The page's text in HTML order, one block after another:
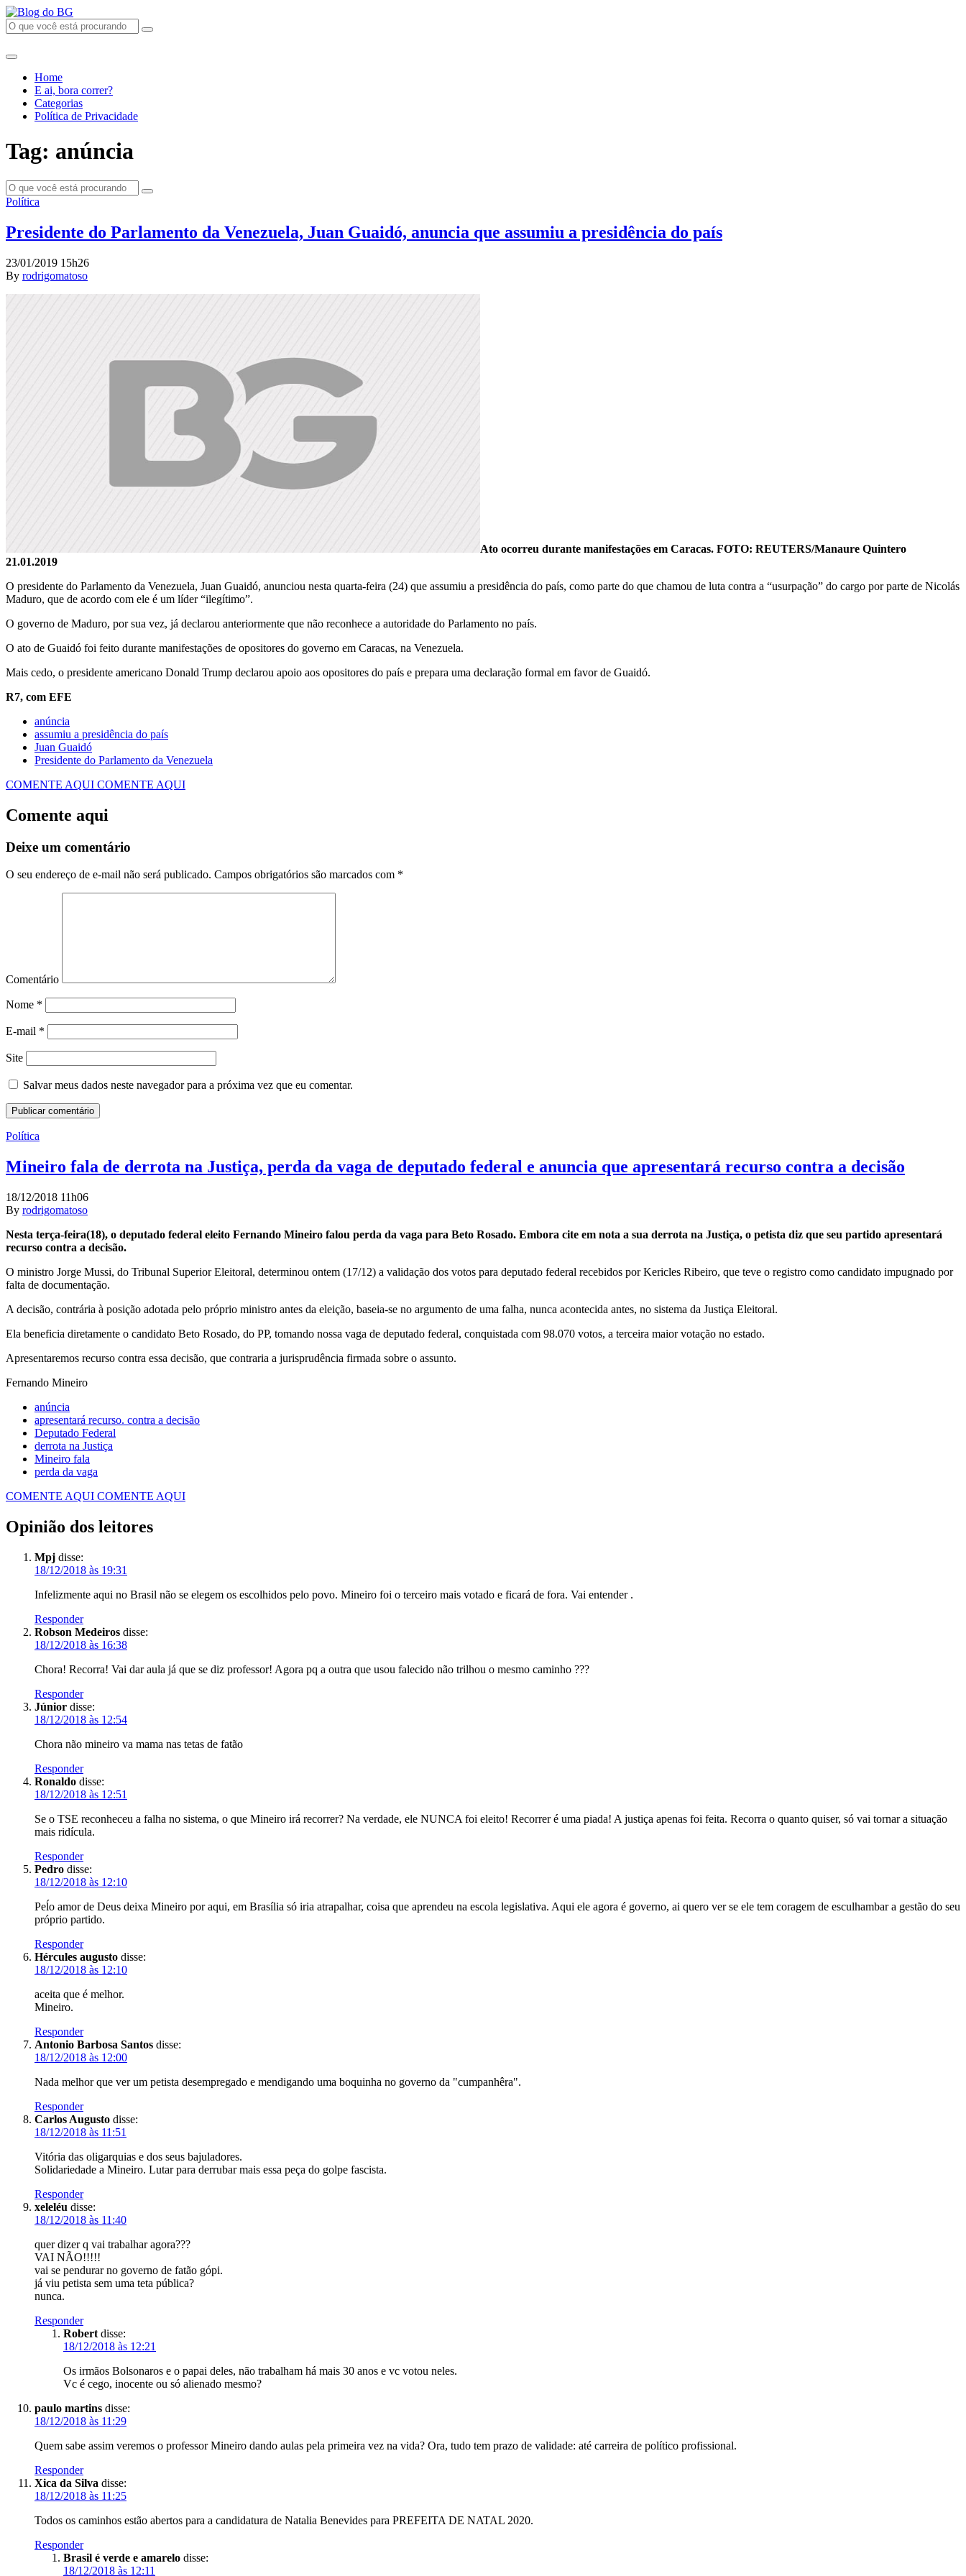
Home
E ai, bora correr?
Categorias
Política de Privacidade
Tag: anúncia
Política
Presidente do Parlamento da Venezuela, Juan Guaidó, anuncia que assumiu a presidência do país
23/01/2019 15h26
By rodrigomatoso
Ato ocorreu durante manifestações em Caracas. FOTO: REUTERS/Manaure Quintero
21.01.2019
O presidente do Parlamento da Venezuela, Juan Guaidó, anunciou nesta quarta-feira (24) que assumiu a presidência do país, como parte do que chamou de luta contra a “usurpação” do cargo por parte de Nicolás
Maduro, que de acordo com ele é um líder “ilegítimo”.
O governo de Maduro, por sua vez, já declarou anteriormente que não reconhece a autoridade do Parlamento no país.
O ato de Guaidó foi feito durante manifestações de opositores do governo em Caracas, na Venezuela.
Mais cedo, o presidente americano Donald Trump declarou apoio aos opositores do país e prepara uma declaração formal em favor de Guaidó.
R7, com EFE
anúncia
assumiu a presidência do país
Juan Guaidó
Presidente do Parlamento da Venezuela
COMENTE AQUI COMENTE AQUI
Comente aqui
Deixe um comentário
O seu endereço de e-mail não será publicado. Campos obrigatórios são marcados com *
Comentário
Nome *
E-mail *
Site
Salvar meus dados neste navegador para a próxima vez que eu comentar.
Política
Mineiro fala de derrota na Justiça, perda da vaga de deputado federal e anuncia que apresentará recurso contra a decisão
18/12/2018 11h06
By rodrigomatoso
Nesta terça-feira(18), o deputado federal eleito Fernando Mineiro falou perda da vaga para Beto Rosado. Embora cite em nota a sua derrota na Justiça, o petista diz que seu partido apresentará
recurso contra a decisão.
O ministro Jorge Mussi, do Tribunal Superior Eleitoral, determinou ontem (17/12) a validação dos votos para deputado federal recebidos por Kericles Ribeiro, que teve o registro como candidato impugnado por
falta de documentação.
A decisão, contrária à posição adotada pelo próprio ministro antes da eleição, baseia-se no argumento de uma falha, nunca acontecida antes, no sistema da Justiça Eleitoral.
Ela beneficia diretamente o candidato Beto Rosado, do PP, tomando nossa vaga de deputado federal, conquistada com 98.070 votos, a terceira maior votação no estado.
Apresentaremos recurso contra essa decisão, que contraria a jurisprudência firmada sobre o assunto.
Fernando Mineiro
anúncia
apresentará recurso. contra a decisão
Deputado Federal
derrota na Justiça
Mineiro fala
perda da vaga
COMENTE AQUI COMENTE AQUI
Opinião dos leitores
Mpj disse:
18/12/2018 às 19:31
Infelizmente aqui no Brasil não se elegem os escolhidos pelo povo. Mineiro foi o terceiro mais votado e ficará de fora. Vai entender .
Responder
Robson Medeiros disse:
18/12/2018 às 16:38
Chora! Recorra! Vai dar aula já que se diz professor! Agora pq a outra que usou falecido não trilhou o mesmo caminho ???
Responder
Júnior disse:
18/12/2018 às 12:54
Chora não mineiro va mama nas tetas de fatão
Responder
Ronaldo disse:
18/12/2018 às 12:51
Se o TSE reconheceu a falha no sistema, o que Mineiro irá recorrer? Na verdade, ele NUNCA foi eleito! Recorrer é uma piada! A justiça apenas foi feita. Recorra o quanto quiser, só vai tornar a situação
mais ridícula.
Responder
Pedro disse:
18/12/2018 às 12:10
Peĺo amor de Deus deixa Mineiro por aqui, em Brasília só iria atrapalhar, coisa que aprendeu na escola legislativa. Aqui ele agora é governo, ai quero ver se ele tem coragem de esculhambar a gestão do seu
próprio partido.
Responder
Hércules augusto disse:
18/12/2018 às 12:10
aceita que é melhor.
Mineiro.
Responder
Antonio Barbosa Santos disse:
18/12/2018 às 12:00
Nada melhor que ver um petista desempregado e mendigando uma boquinha no governo da "cumpanhêra".
Responder
Carlos Augusto disse:
18/12/2018 às 11:51
Vitória das oligarquias e dos seus bajuladores.
Solidariedade a Mineiro. Lutar para derrubar mais essa peça do golpe fascista.
Responder
xeleléu disse:
18/12/2018 às 11:40
quer dizer q vai trabalhar agora???
VAI NÃO!!!!!
vai se pendurar no governo de fatão gópi.
já viu petista sem uma teta pública?
nunca.
Responder
Robert disse:
18/12/2018 às 12:21
Os irmãos Bolsonaros e o papai deles, não trabalham há mais 30 anos e vc votou neles.
Vc é cego, inocente ou só alienado mesmo?
paulo martins disse:
18/12/2018 às 11:29
Quem sabe assim veremos o professor Mineiro dando aulas pela primeira vez na vida? Ora, tudo tem prazo de validade: até carreira de político profissional.
Responder
Xica da Silva disse:
18/12/2018 às 11:25
Todos os caminhos estão abertos para a candidatura de Natalia Benevides para PREFEITA DE NATAL 2020.
Responder
Brasil é verde e amarelo disse:
18/12/2018 às 12:11